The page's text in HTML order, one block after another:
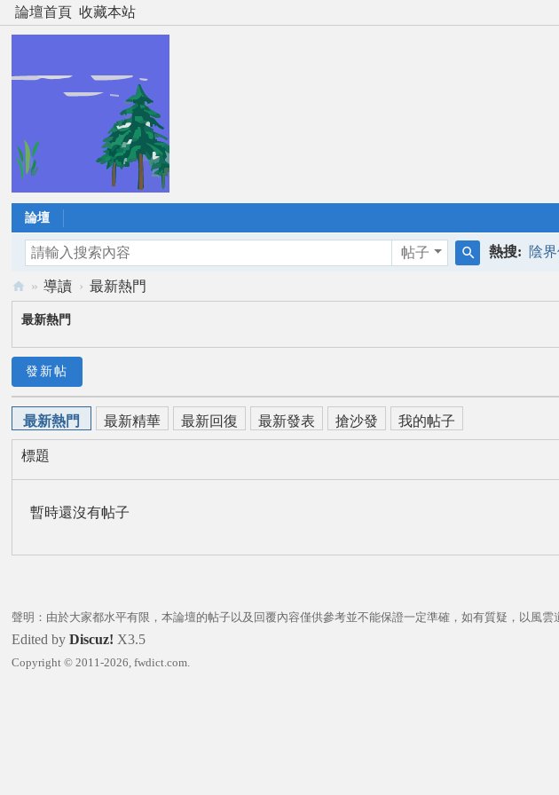
論壇首頁 收藏本站
論壇
帖子
索
熱搜: 陰
風
道
者
經
典
錄
» 導讀 › 最新熱門
最新熱門
發新帖
最新熱門 最新精華 最新回復 最新發表 搶沙發 我的帖子
標題
暫時還沒有帖子
聲明：由於大家都水平有限，本論壇的帖子以及回覆內容僅供參考並不能保證一定準確，如有質疑，以風雲
Edited byDiscuz! X3.5
Copyright © 2011-2026, fwdict.com.